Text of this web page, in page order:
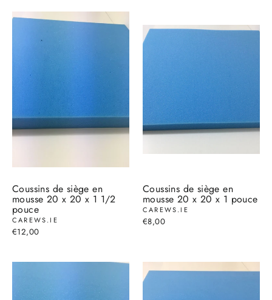
Coussins de siège en
mousse 20 x 20 x 1 1/2
pouce
CAREWS.IE
€12,00
Coussins de siège en
mousse 20 x 20 x 1 pouce
CAREWS.IE
€8,00